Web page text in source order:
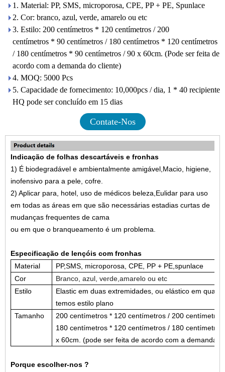
1. Material: PP, SMS, microporosa, CPE, PP + PE, Spunlace
2. Cor: branco, azul, verde, amarelo ou etc
3. Estilo: 200 centímetros * 120 centímetros / 200
centímetros * 90 centímetros / 180 centímetros * 120 centímetros
/ 180 centímetros * 90 centímetros / 90 x 60cm. (Pode ser feita de
acordo com a demanda do cliente)
4. MOQ: 5000 Pcs
5. Capacidade de fornecimento: 10,000pcs / dia, 1 * 40 recipiente
HQ pode ser concluído em 15 dias
Contate-Nos
Indicação de folhas descartáveis ​​e fronhas
1) É biodegradável e ambientalmente amigável,Macio, higiene,
inofensivo para a pele, cofre.
2) Aplicar para, hotel, uso de médicos beleza,Eulidar para uso
em todas as áreas em que são necessárias estadias curtas de
mudanças frequentes de cama
ou em que o branqueamento é um problema.
Especificação de lençóis com fronhas
Material
PP,SMS, microporosa, CPE, PP + PE,spunlace
Cor
Branco, azul, verde,amarelo ou etc
Estilo
Elastic em duas extremidades, ou elástico em
temos estilo plano
Tamanho
200 centímetros * 120 centímetros / 200
180 centímetros * 120 centímetros / 180
x 60cm. (pode ser feita de acordo com a demanda
Porque escolher-nos ?